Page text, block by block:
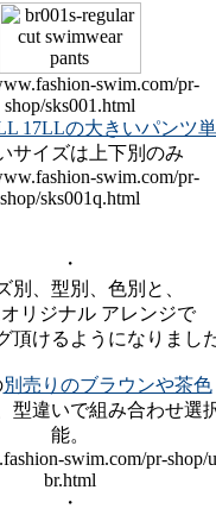
swim.com/pr-
shop/sks001.html
17LLの大きいパンツ
サイズは上下別のみ
swim.com/pr-
shop/sks001q.html
・
別、型別、色別と、
リジナル アレンジで
頂けるようになりまし
別売りのブラウンや茶色
型違いで組み合わせ選
能。
swim.com/pr-shop/
br.html
・